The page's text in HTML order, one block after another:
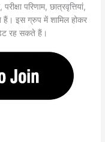
परिणाम, छात्रवृत्तियां,
इस ग्रुप में शामिल होकर
रह सकते हैं।